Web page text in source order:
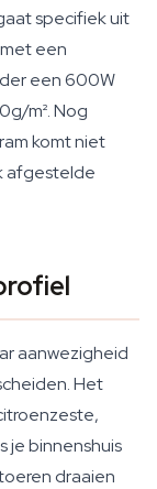
specifiek uit
een
een 600W
m². Nog
komt niet
afgestelde
aanwezigheid
Het
je binnenshuis
draaien